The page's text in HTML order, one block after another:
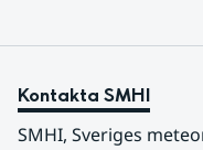
Kontakta SMHI
SMHI, Sveriges